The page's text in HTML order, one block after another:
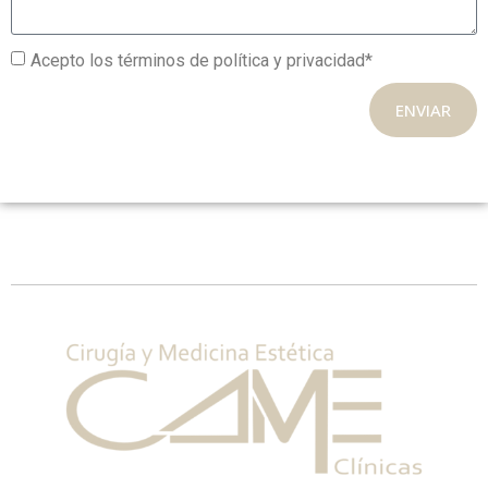
Acepto los términos de política y privacidad*
ENVIAR